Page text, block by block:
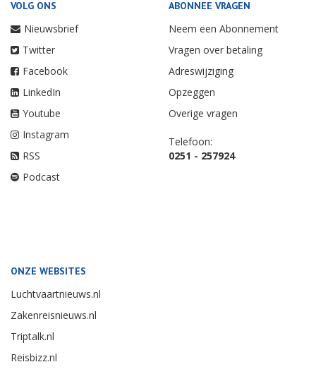
VOLG ONS
Nieuwsbrief
Twitter
Facebook
LinkedIn
Youtube
Instagram
RSS
Podcast
ABONNEE VRAGEN
Neem een Abonnement
Vragen over betaling
Adreswijziging
Opzeggen
Overige vragen
Telefoon:
0251 - 257924
ONZE WEBSITES
Luchtvaartnieuws.nl
Zakenreisnieuws.nl
Triptalk.nl
Reisbizz.nl